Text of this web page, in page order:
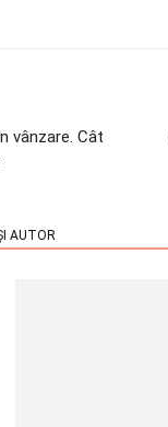
vânzare. Cât
AUTOR